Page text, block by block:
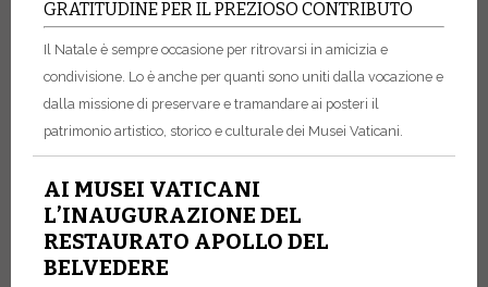
GRATITUDINE PER IL PREZIOSO CONTRIBUTO
Il Natale è sempre occasione per ritrovarsi in amicizia e
condivisione. Lo è anche per quanti sono uniti dalla vocazione e
dalla missione di preservare e tramandare ai posteri il
patrimonio artistico, storico e culturale dei Musei Vaticani.
AI MUSEI VATICANI
L’INAUGURAZIONE DEL
RESTAURATO APOLLO DEL
BELVEDERE